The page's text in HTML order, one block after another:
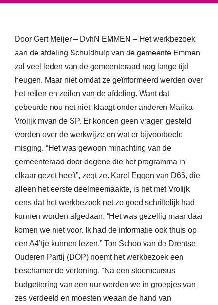
Door Gert Meijer – DvhN EMMEN – Het werkbezoek
aan de afdeling Schuldhulp van de gemeente Emmen
zal veel leden van de gemeenteraad nog lange tijd
heugen. Maar niet omdat ze geïnformeerd werden over
het reilen en zeilen van de afdeling. Want dat
gebeurde nou net niet, klaagt onder anderen Marika
Vrolijk mvan de SP. Er konden geen vragen gesteld
worden over de werkwijze en wat er bijvoorbeeld
misging. “Het was gewoon minachting van de
gemeenteraad door degene die het programma in
elkaar gezet heeft”, zegt ze. Karel Eggen van D66, die
alleen het eerste deelmeemaakte, is het met Vrolijk
eens dat het werkbezoek net zo goed schriftelijk had
kunnen worden afgedaan. “Het was gezellig maar daar
komen we niet voor. Ik had de informatie ook thuis op
een A4’tje kunnen lezen.” Ton Schoo van de Drentse
Ouderen Partij (DOP) noemt het werkbezoek een
beschamende vertoning. “Na een stoomcursus
budgettering van een uur werden we in groepjes van
zes verdeeld en moesten weaan de hand van